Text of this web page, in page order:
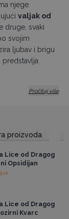
njege.
valjak od
druge, svaki
svojim
ljubav i brigu
predstavlja
Pročitaj više
proizvoda
Lice od Dragog
Opsidijan
Lice od Dragog
Kvarc